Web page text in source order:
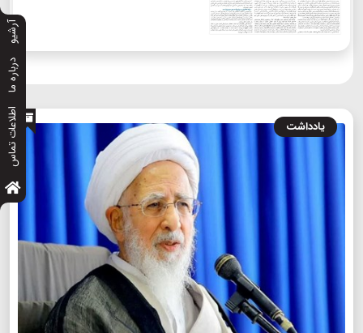
آرشیو
درباره ما
اطلاعات تماس یادداشت